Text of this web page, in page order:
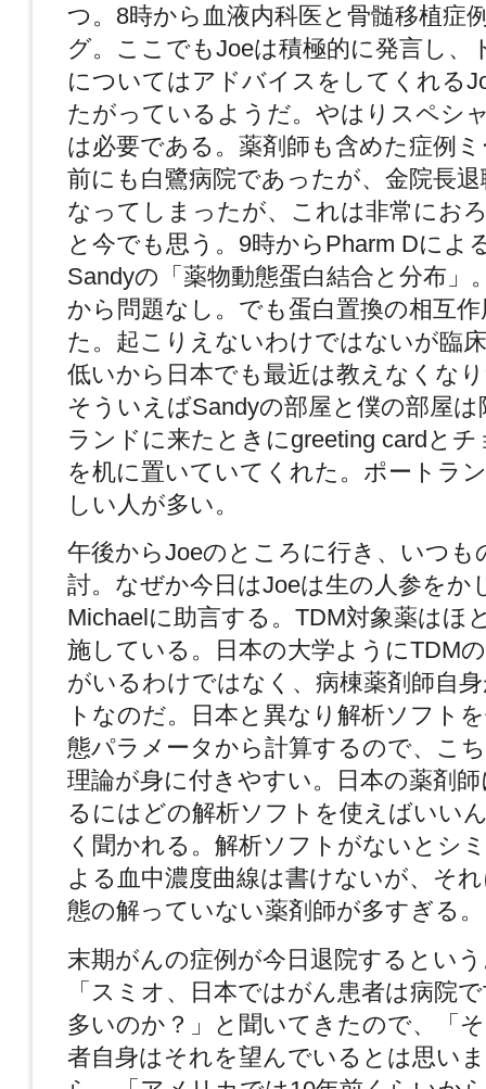
つ。8時から血液内科医と骨髄移植症
グ。ここでもJoeは積極的に発言し、
についてはアドバイスをしてくれる
たがっているようだ。やはりスペシ
は必要である。薬剤師も含めた症例
前にも白鷺病院であったが、金院長
なってしまったが、これは非常にお
と今でも思う。9時からPharm Dによ
Sandyの「薬物動態蛋白結合と分布」
から問題なし。でも蛋白置換の相互
た。起こりえないわけではないが臨
低いから日本でも最近は教えなくな
そういえばSandyの部屋と僕の部屋
ランドに来たときにgreeting cardと
を机に置いていてくれた。ポートラ
しい人が多い。
午後からJoeのところに行き、いつも
討。なぜか今日はJoeは生の人参をか
Michaelに助言する。TDM対象薬はほ
施している。日本の大学ようにTDM
がいるわけではなく、病棟薬剤師自
トなのだ。日本と異なり解析ソフト
態パラメータから計算するので、こ
理論が身に付きやすい。日本の薬剤
るにはどの解析ソフトを使えばいい
く聞かれる。解析ソフトがないとシ
よる血中濃度曲線は書けないが、そ
態の解っていない薬剤師が多すぎる。
末期がんの症例が今日退院するとい
「スミオ、日本ではがん患者は病院
多いのか？」と聞いてきたので、「
者自身はそれを望んでいるとは思い